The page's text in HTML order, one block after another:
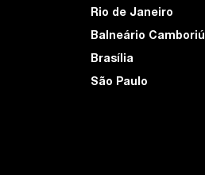
Rio de Janeiro
Balneário Camboriú
Brasília
São Paulo